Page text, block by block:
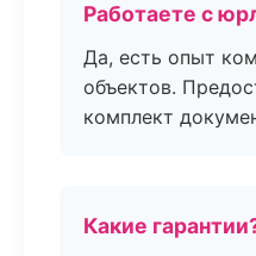
Работаете с
Да, есть опыт
объектов.
комплект
Какие